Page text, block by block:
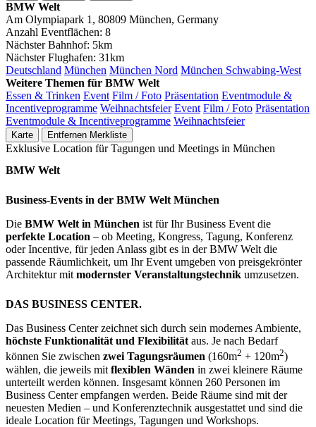
BMW Welt
Am Olympiapark 1, 80809 München, Germany
Anzahl Eventflächen: 8
Nächster Bahnhof: 5km
Nächster Flughafen: 31km
Deutschland München München Nord München Schwabing-West
Weitere Themen für BMW Welt
Essen & Trinken Event Film / Foto Präsentation Eventmodule &
Incentiveprogramme Weihnachtsfeier Event Film / Foto Präsentation
Eventmodule & Incentiveprogramme Weihnachtsfeier
Karte Entfernen Merkliste
Exklusive Location für Tagungen und Meetings in München
BMW Welt
Business-Events in der BMW Welt München
Die BMW Welt in München ist für Ihr Business Event die
perfekte Location – ob Meeting, Kongress, Tagung, Konferenz
oder Incentive, für jeden Anlass gibt es in der BMW Welt die
passende Räumlichkeit, um Ihr Event umgeben von preisgekrönter
Architektur mit modernster Veranstaltungstechnik umzusetzen.
DAS BUSINESS CENTER.
Das Business Center zeichnet sich durch sein modernes Ambiente,
höchste Funktionalität und Flexibilität aus. Je nach Bedarf
können Sie zwischen zwei Tagungsräumen (160m2 + 120m2)
wählen, die jeweils mit flexiblen Wänden in zwei kleinere Räume
unterteilt werden können. Insgesamt können 260 Personen im
Business Center empfangen werden. Beide Räume sind mit der
neuesten Medien – und Konferenztechnik ausgestattet und sind die
ideale Location für Meetings, Tagungen und Workshops.